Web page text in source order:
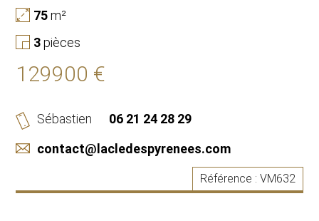
75m²
3pièces
129900 €
Sébastien
06 21 24 28 29
contact@lacledespyrenees.com
Référence : VM632